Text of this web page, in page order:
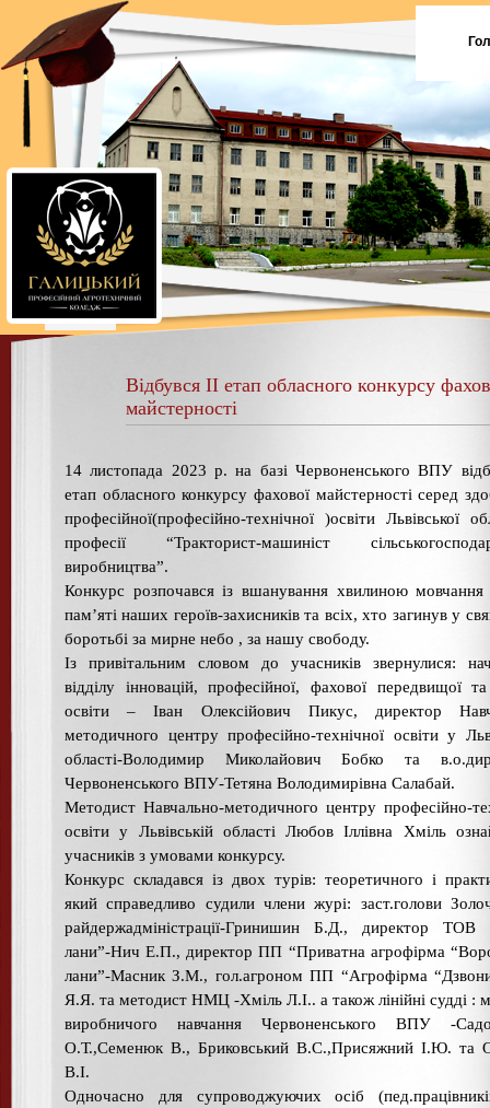
Відбувся II етап обласного конкурсу
майстерності
14 листопада 2023 р. на базі Червоненського ВПУ
етап обласного конкурсу фахової майстерності серед
професійної(професійно-технічної )освіти Львівської
професії “Тракторист-машиніст
виробництва”.
Конкурс розпочався із вшанування хвилиною мовчання
пам’яті наших героїв-захисників та всіх, хто загинув у
боротьбі за мирне небо , за нашу свободу.
Із привітальним словом до учасників звернулися:
відділу інновацій, професійної, фахової передвищої
освіти – Іван Олексійович Пикус, директор
методичного центру професійно-технічної освіти у
області-Володимир Миколайович Бобко та
Червоненського ВПУ-Тетяна Володимирівна Салабай.
Методист Навчально-методичного центру професійно-
освіти у Львівській області Любов Іллівна Хміль
учасників з умовами конкурсу.
Конкурс складався із двох турів: теоретичного і
який справедливо судили члени журі: заст.голови
райдержадміністрації-Гринишин Б.Д., директор ТОВ
лани”-Нич Е.П., директор ПП “Приватна агрофірма
лани”-Масник З.М., гол.агроном ПП “Агрофірма
Я.Я. та методист НМЦ -Хміль Л.І.. а також лінійні судді :
виробничого навчання Червоненського ВПУ -
О.Т.,Семенюк В., Бриковський В.С.,Присяжний І.Ю. та
В.І.
Одночасно для супроводжуючих осіб